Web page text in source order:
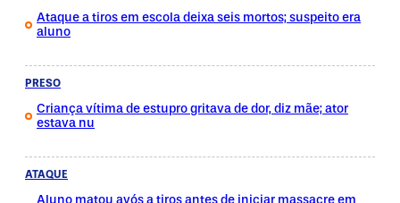
Ataque a tiros em escola deixa seis mortos; suspeito era
aluno
PRESO
Criança vítima de estupro gritava de dor, diz mãe; ator
estava nu
ATAQUE